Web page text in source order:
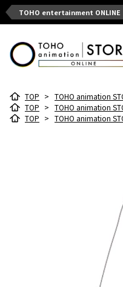
TOHO entertainment ONLINE
TOP > TOHO animation
TOP > TOHO animation
TOP > TOHO animation